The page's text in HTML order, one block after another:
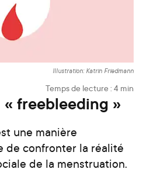
Illustration: Katrin Friedmann
Temps de lecture : 4 min
freebleeding »
une manière
de confronter la réalité
de la menstruation.